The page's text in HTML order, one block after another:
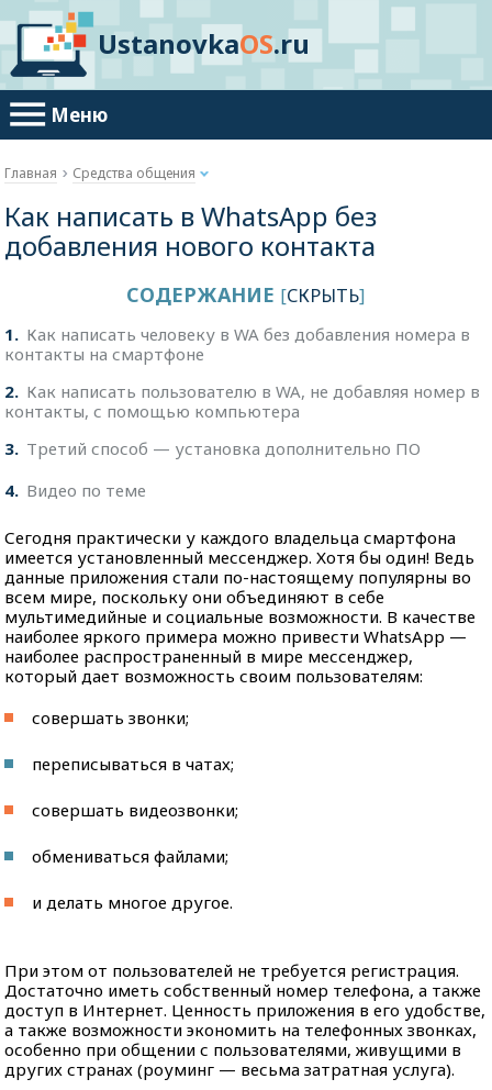
UstanovkaOS.ru
Главная Средства общения
Как написать в WhatsApp без
добавления нового контакта
СОДЕРЖАНИЕ [СКРЫТЬ]
1
Как написать человеку в WA без добавления номера в
контакты на смартфоне
2 Как написать пользователю в WA, не добавляя номер в
контакты, с помощью компьютера
3 Третий способ — установка дополнительно ПО
4 Видео по теме
Сегодня практически у каждого владельца смартфона
имеется установленный мессенджер. Хотя бы один! Ведь
данные приложения стали по-настоящему популярны во
всем мире, поскольку они объединяют в себе
мультимедийные и социальные возможности. В качестве
наиболее яркого примера можно привести WhatsApp —
наиболее распространенный в мире мессенджер,
который дает возможность своим пользователям:
совершать звонки;
переписываться в чатах;
совершать видеозвонки;
обмениваться файлами;
и делать многое другое.
При этом от пользователей не требуется регистрация.
Достаточно иметь собственный номер телефона, а также
доступ в Интернет. Ценность приложения в его удобстве,
а также возможности экономить на телефонных звонках,
особенно при общении с пользователями, живущими в
других странах (роуминг — весьма затратная услуга).
Меню